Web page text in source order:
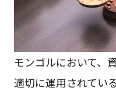
モンゴルにおいて、
適切に運用されてい